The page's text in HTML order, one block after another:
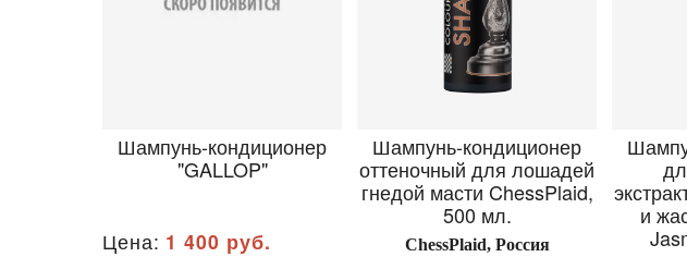
Шампунь-кондиционер
"GALLOP"
Цена: 1 400 руб.
Шампунь-кондиционер
оттеночный для лошадей
гнедой масти ChessPlaid,
500 мл.
ChessPlaid, Россия
и